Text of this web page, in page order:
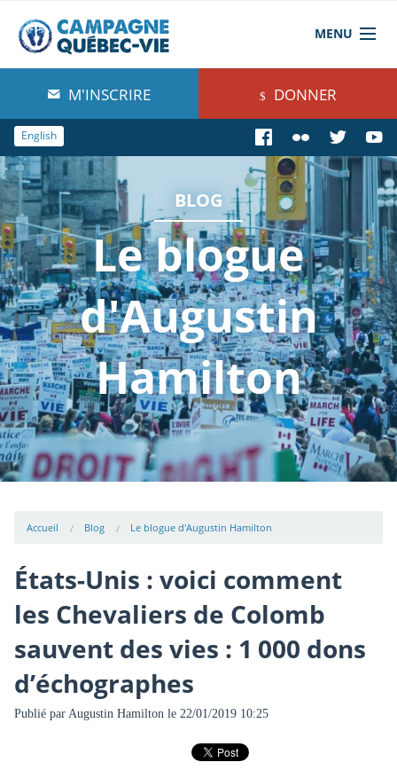
MENU
À propos de nous
Blog
Comprendre
Agir
Boutique
M'INSCRIRE DONNER
English
BLOG
Le blogue
d'Augustin
Hamilton
Accueil Blog Le blogue d'Augustin Hamilton
États-Unis : voici comment
les Chevaliers de Colomb
sauvent des vies : 1 000 dons
d’échographes
Publié par Augustin Hamiltonle 22/01/2019 10:25